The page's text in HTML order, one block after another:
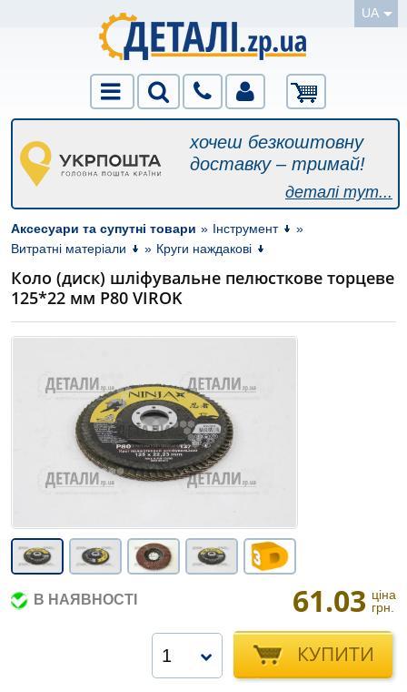
UA
хочеш безкоштовну
доставку – тримай!
деталі тут...
Аксесуари та супутні товари » Інструмент
»
Витратні матеріали
» Круги наждакові
Коло (диск) шліфувальне пелюсткове торцеве
125*22 мм Р80 VIROK
В НАЯВНОСТІ 61.03 ціна
грн.
КУПИТИ
1